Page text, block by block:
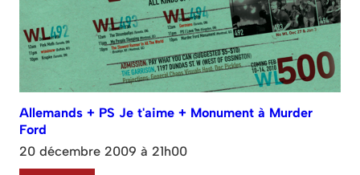
Allemands + PS Je t'aime + Monument à Murder
Ford
20 décembre 2009 à 21h00